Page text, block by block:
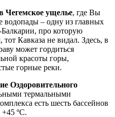
Чегемское ущелье, где Вы
водопады – одну из главных
про которую
Кавказа не видал. Здесь, в
может гордиться
красоты горы,
горные реки.
Оздоровительного
термальными
есть шесть бассейнов
ºС.